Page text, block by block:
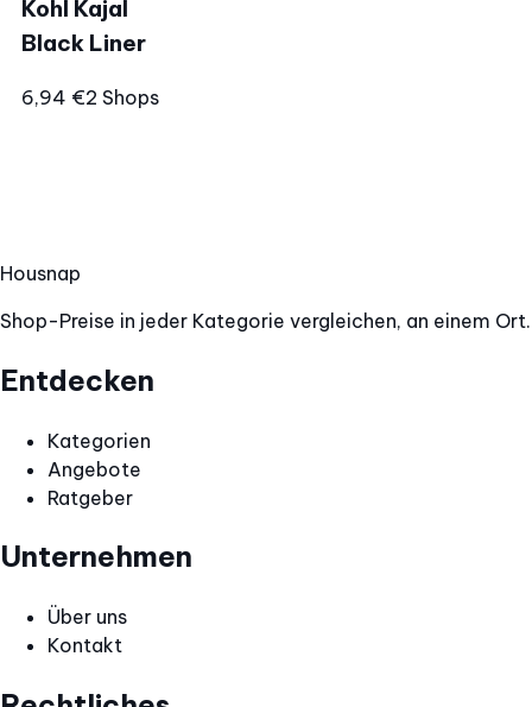
Kohl Kajal
Black Liner
6,94 €2 Shops
Housnap
Shop-Preise in jeder Kategorie vergleichen, an einem Ort.
Entdecken
Kategorien
Angebote
Ratgeber
Unternehmen
Über uns
Kontakt